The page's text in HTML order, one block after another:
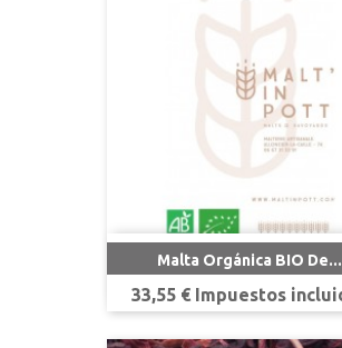
Malta Orgánica BIO De...
Precio
33,55 € Impuestos